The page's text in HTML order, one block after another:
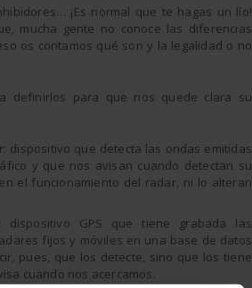
¡Es normal que te hagas un lío!
mucha gente no conoce las diferencias
os contamos qué son y la legalidad o no
definirlos para que nos quede clara su
: dispositivo que detecta las ondas emitidas
y que nos avisan cuando detectan su
el funcionamiento del radar, ni lo alteran
: dispositivo GPS que tiene grabada las
fijos y móviles en una base de datos
pues, que los detecte, sino que los tiene
cuando nos acercamos.